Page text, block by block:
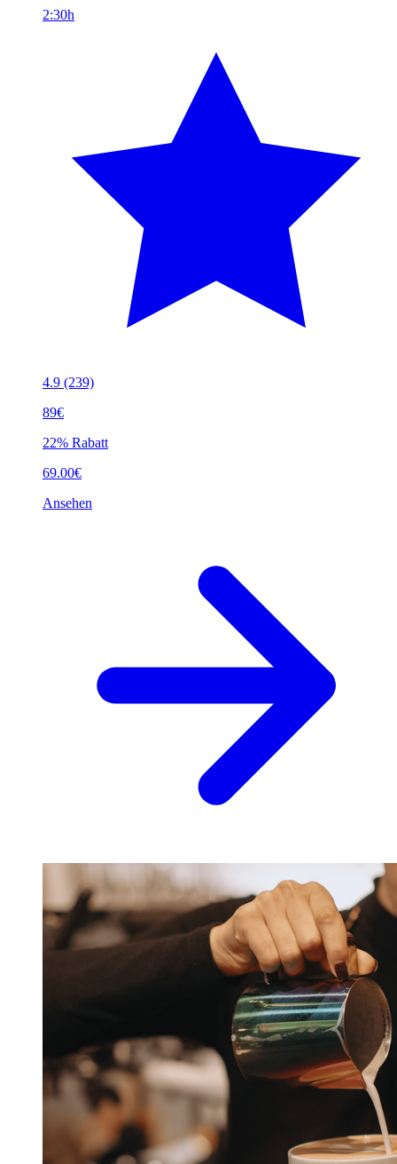
2:30h
4.9 (239)
89€
22% Rabatt
69.00€
Ansehen